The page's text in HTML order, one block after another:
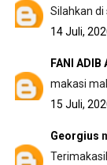
Silahkan
14 Juli,
FANI ADIB
makasi
15 Juli,
Georgius